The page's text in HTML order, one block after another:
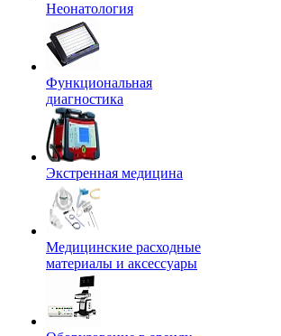
Неонатология
Функциональная
диагностика
Экстренная медицина
Медицинские расходные
материалы и аксессуары